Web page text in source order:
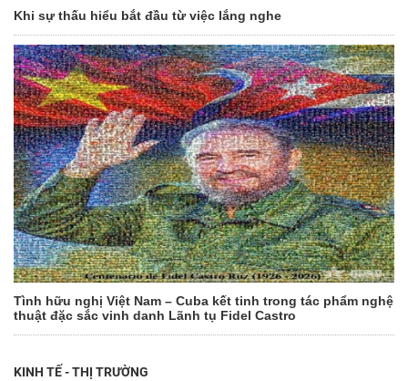
Khi sự thấu hiểu bắt đầu từ việc lắng nghe
Tình hữu nghị Việt Nam – Cuba kết tinh trong tác phẩm nghệ
thuật đặc sắc vinh danh Lãnh tụ Fidel Castro
KINH TẾ - THỊ TRƯỜNG